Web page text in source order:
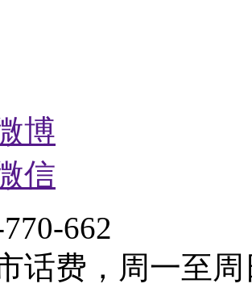
博
信
662
话费，周一至周